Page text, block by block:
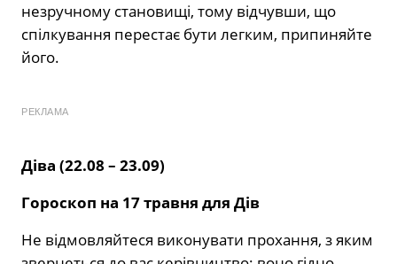
незручному становищі, тому відчувши, що
спілкування перестає бути легким, припиняйте
його.
РЕКЛАМА
Діва (22.08 – 23.09)
Гороскоп на 17 травня для Дів
Не відмовляйтеся виконувати прохання, з яким